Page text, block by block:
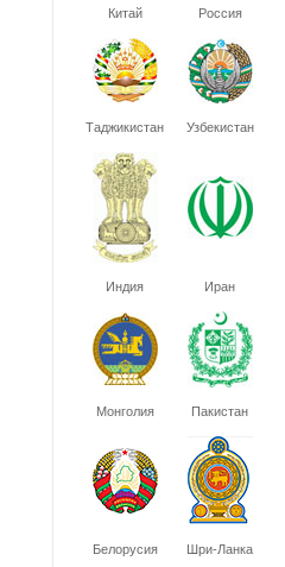
Китай Россия
Таджикистан Узбекистан
Индия Иран
Монголия Пакистан
Белорусия Шри-Ланка